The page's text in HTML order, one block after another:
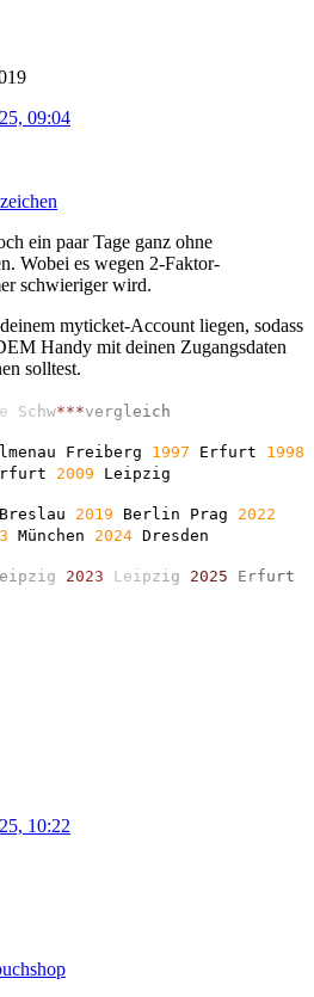
09:04
ein paar Tage ganz ohne
Wobei es wegen 2-Faktor-
schwieriger wird.
myticket-Account liegen, sodass
Handy mit deinen Zugangsdaten
solltest.
e Sc hw***ve rgl ei c h
Freiberg 1997 Erfurt 1998
2009 Leipzig
Breslau 2019 Berlin Prag 2022
München 2024 Dresden
ei pzi g 2023 L ei pzi g 2025 E rfu rt
10:22